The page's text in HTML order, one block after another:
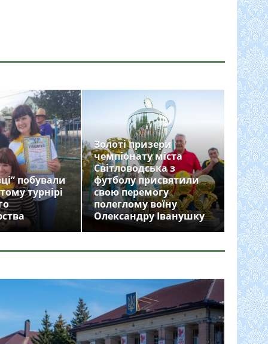
побували
турнірі
Золоті призери
чемпіонату міста
Світловодська з
футболу присвятили
свою перемогу
полеглому воїну
Олександру Іванушку